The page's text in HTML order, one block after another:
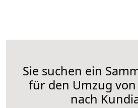
Sie suchen ein
für den Umzug
nach